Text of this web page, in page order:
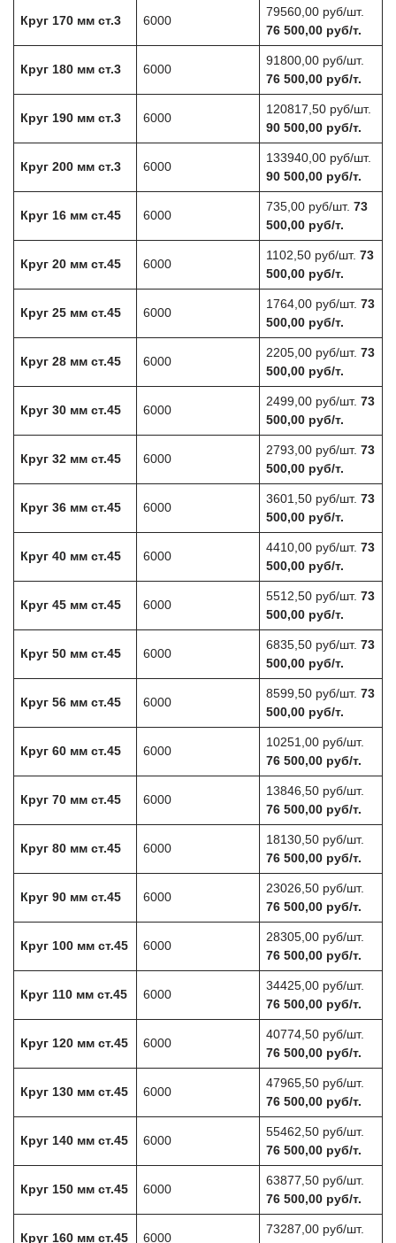
Круг 170 мм ст.3 6000
79560,00 руб/шт.
76 500,00 руб/т.
Круг 180 мм ст.3 6000
91800,00 руб/шт.
76 500,00 руб/т.
Круг 190 мм ст.3 6000
120817,50 руб/шт.
90 500,00 руб/т.
Круг 200 мм ст.3 6000
133940,00 руб/шт.
90 500,00 руб/т.
Круг 16 мм ст.45 6000
735,00 руб/шт. 73
500,00 руб/т.
Круг 20 мм ст.45 6000
1102,50 руб/шт. 73
500,00 руб/т.
Круг 25 мм ст.45 6000
1764,00 руб/шт. 73
500,00 руб/т.
Круг 28 мм ст.45 6000
2205,00 руб/шт. 73
500,00 руб/т.
Круг 30 мм ст.45 6000
2499,00 руб/шт. 73
500,00 руб/т.
Круг 32 мм ст.45 6000
2793,00 руб/шт. 73
500,00 руб/т.
Круг 36 мм ст.45 6000
3601,50 руб/шт. 73
500,00 руб/т.
Круг 40 мм ст.45 6000
4410,00 руб/шт. 73
500,00 руб/т.
Круг 45 мм ст.45 6000
5512,50 руб/шт. 73
500,00 руб/т.
Круг 50 мм ст.45 6000
6835,50 руб/шт. 73
500,00 руб/т.
Круг 56 мм ст.45 6000
8599,50 руб/шт. 73
500,00 руб/т.
Круг 60 мм ст.45 6000
10251,00 руб/шт.
76 500,00 руб/т.
Круг 70 мм ст.45 6000
13846,50 руб/шт.
76 500,00 руб/т.
Круг 80 мм ст.45 6000
18130,50 руб/шт.
76 500,00 руб/т.
Круг 90 мм ст.45 6000
23026,50 руб/шт.
76 500,00 руб/т.
Круг 100 мм ст.45 6000
28305,00 руб/шт.
76 500,00 руб/т.
Круг 110 мм ст.45 6000
34425,00 руб/шт.
76 500,00 руб/т.
Круг 120 мм ст.45 6000
40774,50 руб/шт.
76 500,00 руб/т.
Круг 130 мм ст.45 6000
47965,50 руб/шт.
76 500,00 руб/т.
Круг 140 мм ст.45 6000
55462,50 руб/шт.
76 500,00 руб/т.
Круг 150 мм ст.45 6000
63877,50 руб/шт.
76 500,00 руб/т.
Круг 160 мм ст.45 6000
73287,00 руб/шт.